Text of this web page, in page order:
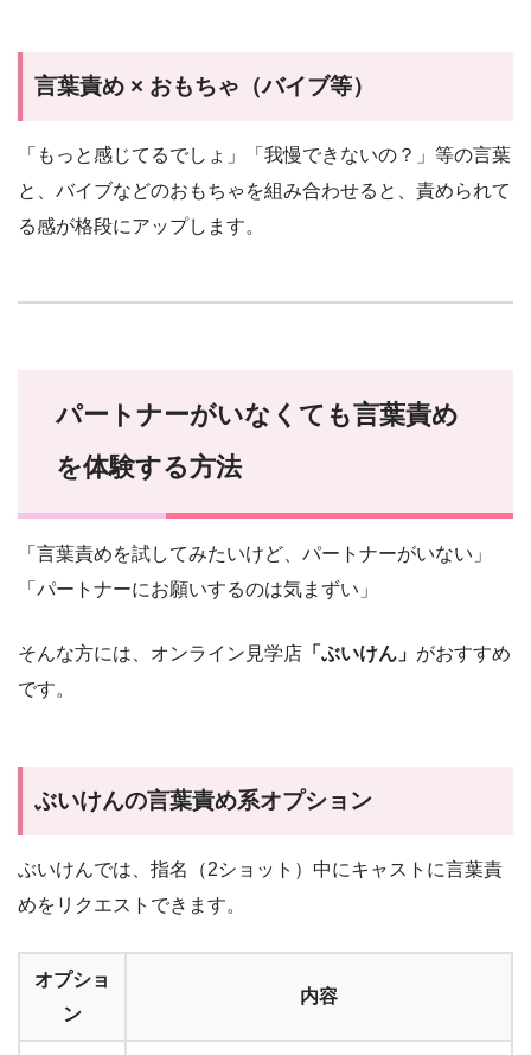
言葉責め × おもちゃ（バイブ等）
「もっと感じてるでしょ」「我慢できないの？」等の言葉
と、バイブなどのおもちゃを組み合わせると、責められて
る感が格段にアップします。
パートナーがいなくても言葉責め
を体験する方法
「言葉責めを試してみたいけど、パートナーがいない」
「パートナーにお願いするのは気まずい」
そんな方には、オンライン見学店 「ぶいけん」 がおすすめ
です。
ぶいけんの言葉責め系オプション
ぶいけんでは、指名（2ショット）中にキャストに言葉責
めをリクエストできます。
オプショ
ン
内容